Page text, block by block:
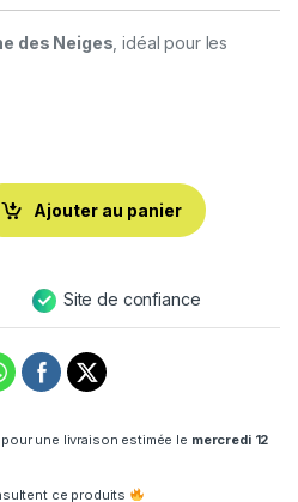
des Neiges , idéal pour les
Ajouter au panier
Site de confiance
pour une livraison estimée le mercredi 12
ce produits